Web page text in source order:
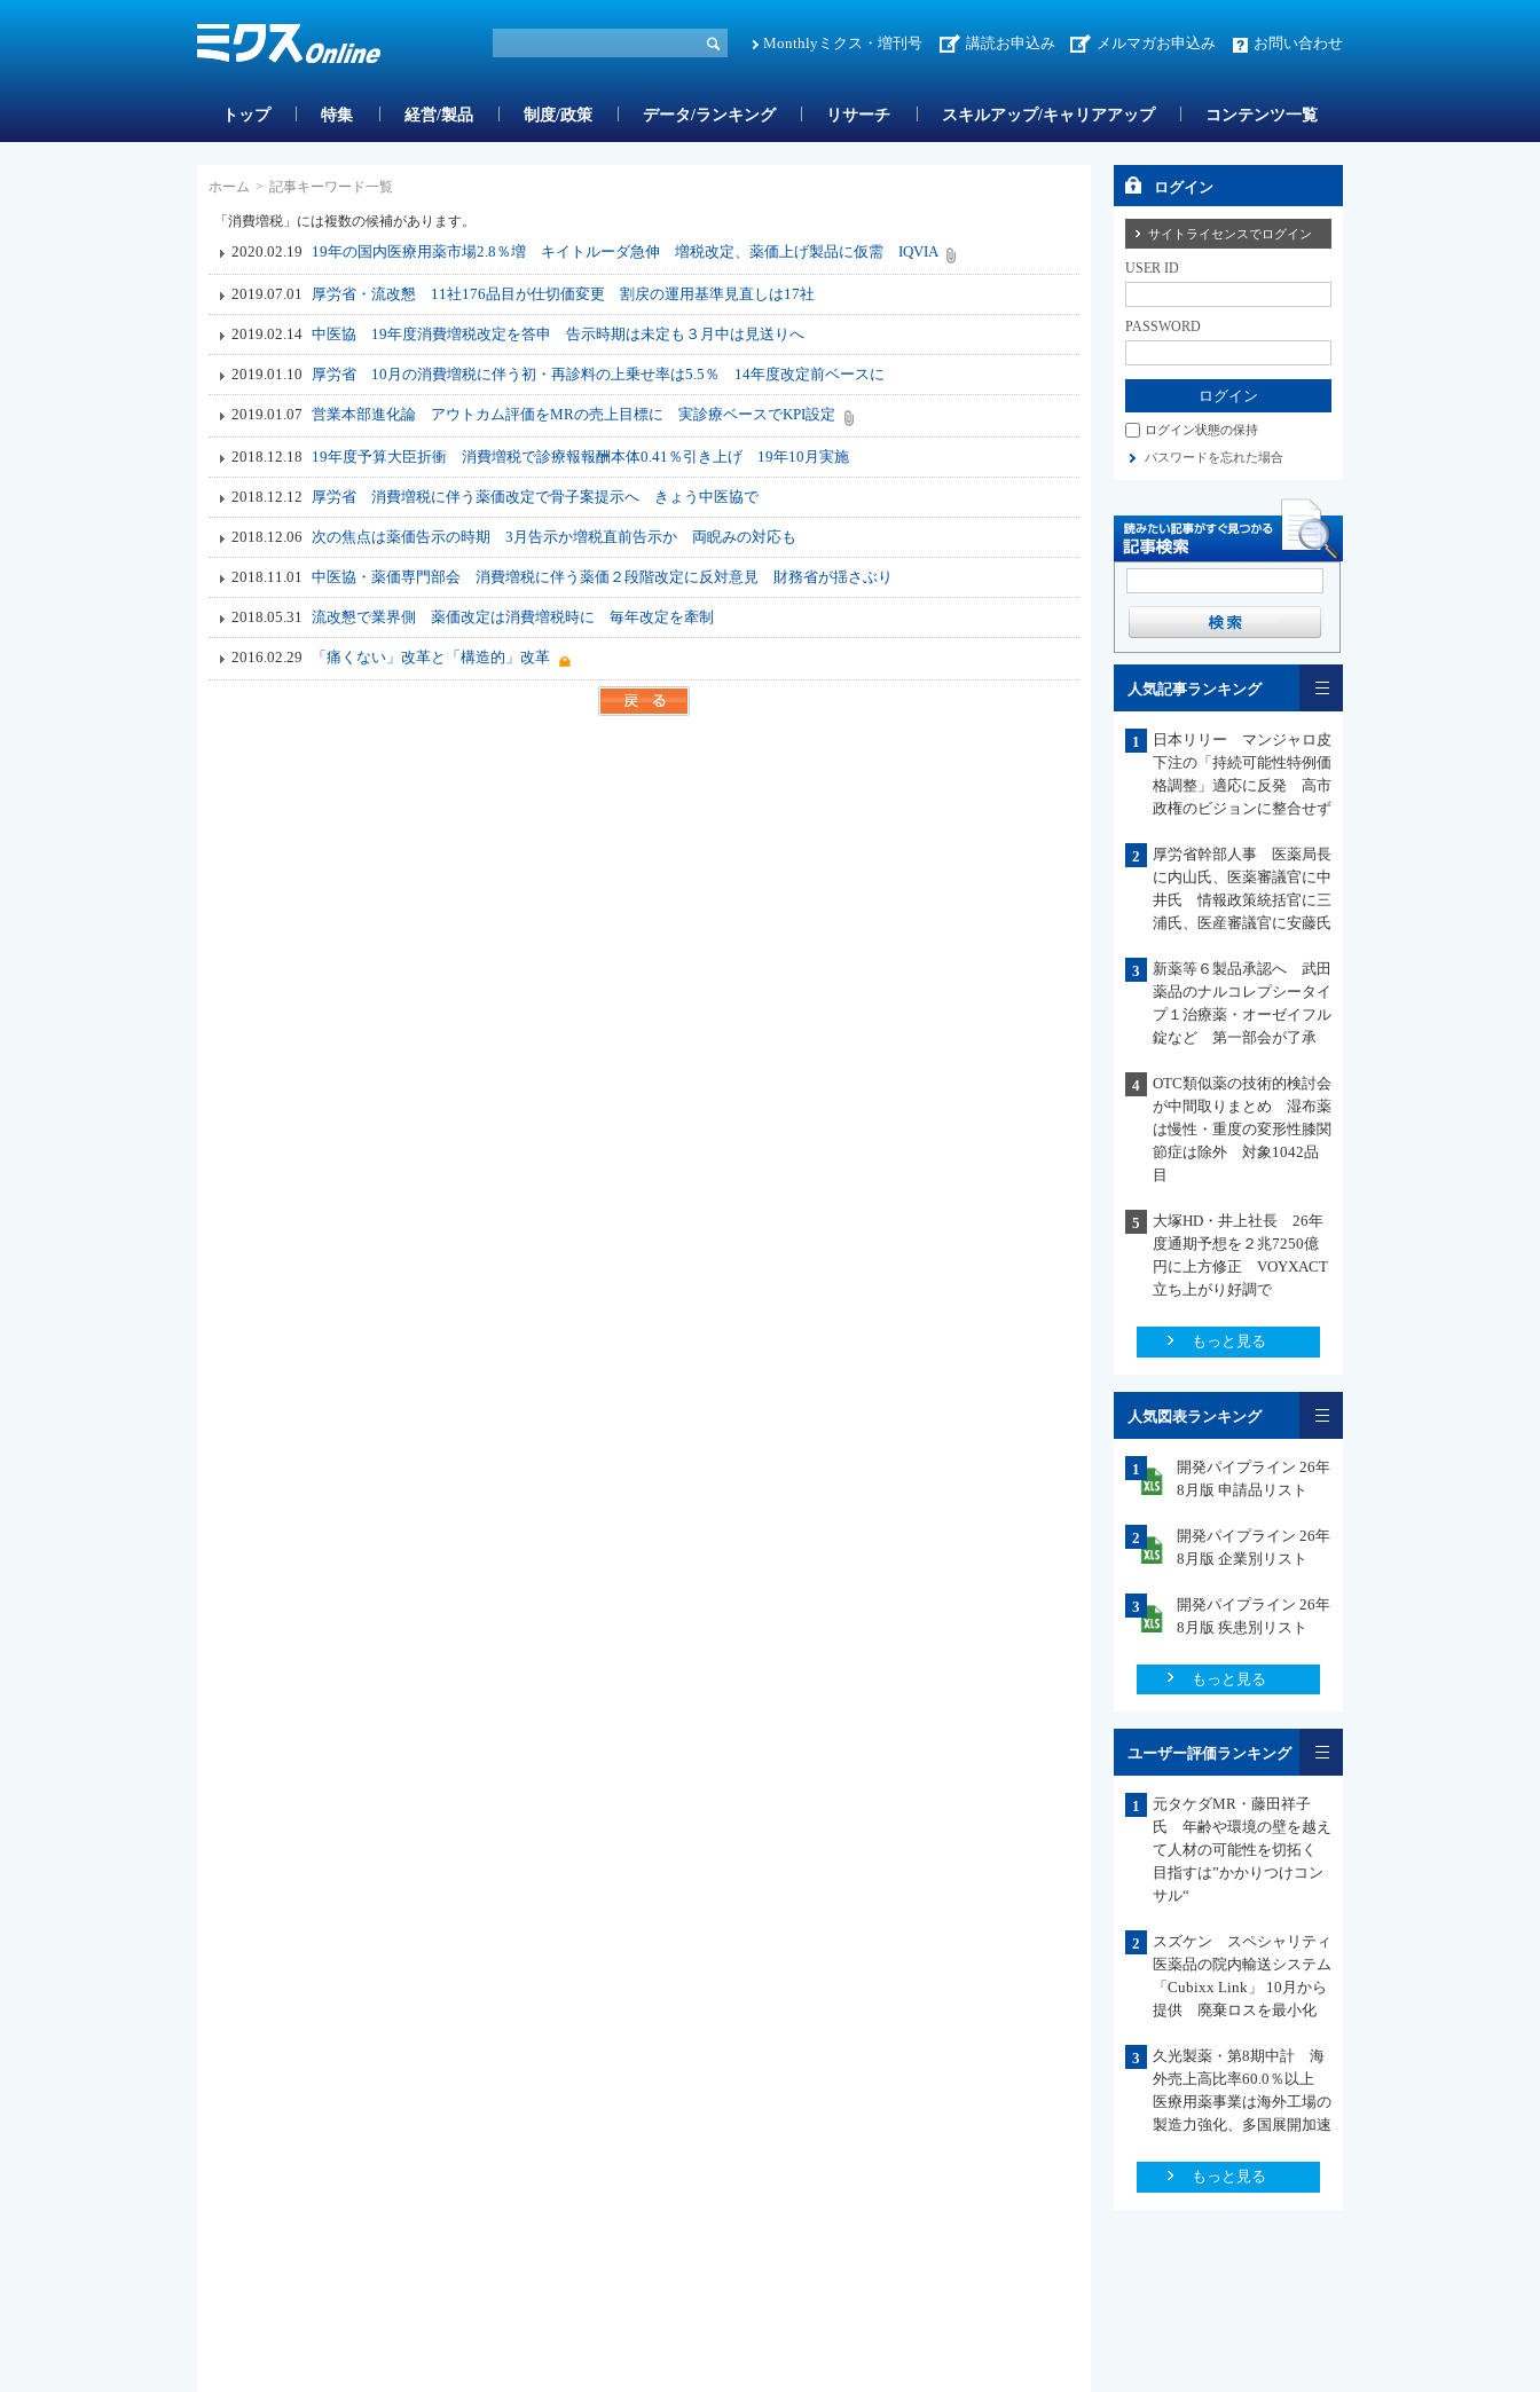
Monthlyミクス・増刊号 講読お申込み メルマガお申込み お問い合わせ
トップ 特集 経営/製品 制度/政策 データ/ランキング リサーチ スキルアップ/キャリアアップ コンテンツ一覧
ホーム > 記事キーワード一覧
「消費増税」には複数の候補があります。
2020.02.19 19年の国内医療用薬市場2.8％増 キイトルーダ急伸 増税改定、薬価上げ製品に仮需 IQVIA
2019.07.01 厚労省・流改懇 11社176品目が仕切価変更 割戻の運用基準見直しは17社
2019.02.14 中医協 19年度消費増税改定を答申 告示時期は未定も３月中は見送りへ
2019.01.10 厚労省 10月の消費増税に伴う初・再診料の上乗せ率は5.5％ 14年度改定前ベースに
2019.01.07 営業本部進化論 アウトカム評価をMRの売上目標に 実診療ベースでKPI設定
2018.12.18 19年度予算大臣折衝 消費増税で診療報報酬本体0.41％引き上げ 19年10月実施
2018.12.12 厚労省 消費増税に伴う薬価改定で骨子案提示へ きょう中医協で
2018.12.06 次の焦点は薬価告示の時期 3月告示か増税直前告示か 両睨みの対応も
2018.11.01 中医協・薬価専門部会 消費増税に伴う薬価２段階改定に反対意見 財務省が揺さぶり
2018.05.31 流改懇で業界側 薬価改定は消費増税時に 毎年改定を牽制
2016.02.29 「痛くない」改革と「構造的」改革
ログイン
サイトライセンスでログイン
USER ID
PASSWORD
ログイン状態の保持
パスワードを忘れた場合
人気記事ランキング
1
日本リリー マンジャロ皮
下注の「持続可能性特例価
格調整」適応に反発 高市
政権のビジョンに整合せず
2
厚労省幹部人事 医薬局長
に内山氏、医薬審議官に中
井氏 情報政策統括官に三
浦氏、医産審議官に安藤氏
3
新薬等６製品承認へ 武田
薬品のナルコレプシータイ
プ１治療薬・オーゼイフル
錠など 第一部会が了承
4
OTC類似薬の技術的検討会
が中間取りまとめ 湿布薬
は慢性・重度の変形性膝関
節症は除外 対象1042品
目
5
大塚HD・井上社長 26年
度通期予想を２兆7250億
円に上方修正 VOYXACT
立ち上がり好調で
もっと見る
人気図表ランキング
1
開発パイプライン 26年
8月版 申請品リスト
2
開発パイプライン 26年
8月版 企業別リスト
3
開発パイプライン 26年
8月版 疾患別リスト
もっと見る
ユーザー評価ランキング
1
元タケダMR・藤田祥子
氏 年齢や環境の壁を越え
て人材の可能性を切拓く
目指すは”かかりつけコン
サル“
2
スズケン スペシャリティ
医薬品の院内輸送システム
「Cubixx Link」 10月から
提供 廃棄ロスを最小化
3
久光製薬・第8期中計 海
外売上高比率60.0％以上
医療用薬事業は海外工場の
製造力強化、多国展開加速
もっと見る